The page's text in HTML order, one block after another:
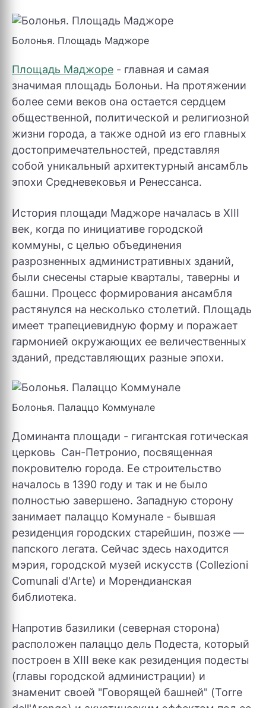
Болонья. Площадь Маджоре
Площадь Маджоре - главная и самая
значимая площадь Болоньи. На протяжении
более семи веков она остается сердцем
общественной, политической и религиозной
жизни города, а также одной из его главных
достопримечательностей, представляя
собой уникальный архитектурный ансамбль
эпохи Средневековья и Ренессанса.
История площади Маджоре началась в XIII
век, когда по инициативе городской
коммуны, с целью объединения
разрозненных административных зданий,
были снесены старые кварталы, таверны и
башни. Процесс формирования ансамбля
растянулся на несколько столетий. Площадь
имеет трапециевидную форму и поражает
гармонией окружающих ее величественных
зданий, представляющих разные эпохи.
Болонья. Палаццо Коммунале
Доминанта площади - гигантская готическая
церковь Сан-Петронио, посвященная
покровителю города. Ее строительство
началось в 1390 году и так и не было
полностью завершено. Западную сторону
занимает палаццо Комунале - бывшая
резиденция городских старейшин, позже —
папского легата. Сейчас здесь находится
мэрия, городской музей искусств (Collezioni
Comunali d'Arte) и Морендианская
библиотека.
Напротив базилики (северная сторона)
расположен палаццо дель Подеста, который
построен в XIII веке как резиденция подесты
(главы городской администрации) и
знаменит своей "Говорящей башней" (Torre